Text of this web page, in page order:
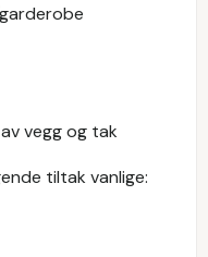
vegg og tak
tiltak vanlige: